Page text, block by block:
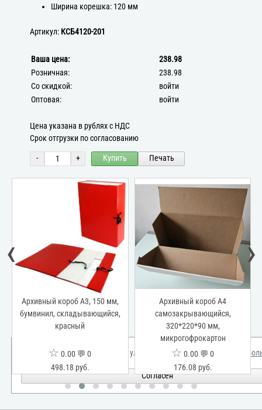
Ширина корешка: 120 мм
Артикул: КСБ4120-201
Ваша цена:
238.98
Розничная:
238.98
Со скидкой:
войти
Оптовая:
войти
Цена указана в рублях с НДС
Срок отгрузки по согласованию
- + Купить Печать
Архивный короб А3, 150 мм,
бумвинил, складывающийся,
красный
☆ 0.00 💬 0
498.18 руб.
Архивный короб А4
самозакрывающийся,
320*220*90 мм,
микрогофрокартон
☆ 0.00 💬 0
176.08 руб.
‹ ›
Мы используем куки для улучшения вашего опыта. Узнать
Согласен